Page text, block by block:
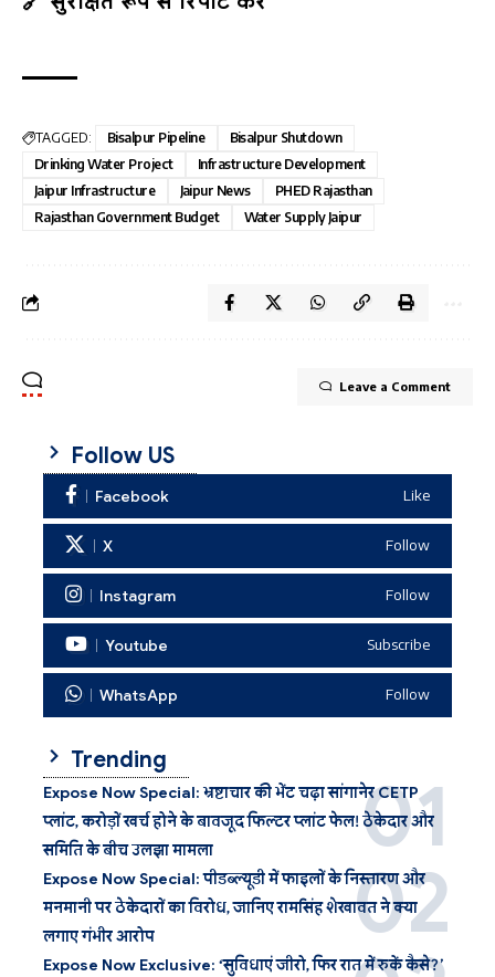
TAGGED: Bisalpur Pipeline
Bisalpur Shutdown
Drinking Water Project
Infrastructure Development
Jaipur Infrastructure
Jaipur News
PHED Rajasthan
Rajasthan Government Budget
Water Supply Jaipur
Leave a Comment
Follow US
Facebook Like
X Follow
Instagram Follow
Youtube Subscribe
WhatsApp Follow
Trending
Expose Now Special: भ्रष्टाचार की भेंट चढ़ा सांगानेर CETP
प्लांट, करोड़ों खर्च होने के बावजूद फिल्टर प्लांट फेल! ठेकेदार और
समिति के बीच उलझा मामला
Expose Now Special: पीडब्ल्यूडी में फाइलों के निस्तारण और
मनमानी पर ठेकेदारों का विरोध, जानिए रामसिंह शेखावत ने क्या
लगाए गंभीर आरोप
Expose Now Exclusive: ‘सुविधाएं जीरो, फिर रात में रुकें कैसे?’